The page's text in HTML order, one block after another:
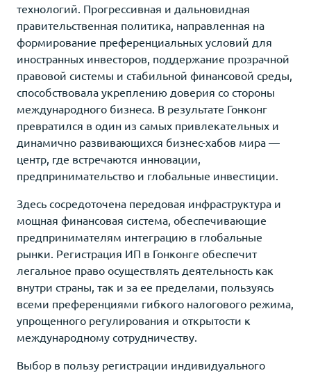
технологий. Прогрессивная и дальновидная
правительственная политика, направленная на
формирование преференциальных условий для
иностранных инвесторов, поддержание прозрачной
правовой системы и стабильной финансовой среды,
способствовала укреплению доверия со стороны
международного бизнеса. В результате Гонконг
превратился в один из самых привлекательных и
динамично развивающихся бизнес-хабов мира —
центр, где встречаются инновации,
предпринимательство и глобальные инвестиции.
Здесь сосредоточена передовая инфраструктура и
мощная финансовая система, обеспечивающие
предпринимателям интеграцию в глобальные
рынки. Регистрация ИП в Гонконге обеспечит
легальное право осуществлять деятельность как
внутри страны, так и за ее пределами, пользуясь
всеми преференциями гибкого налогового режима,
упрощенного регулирования и открытости к
международному сотрудничеству.
Выбор в пользу регистрации индивидуального